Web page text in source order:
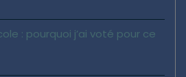
: pourquoi j’ai voté pour ce